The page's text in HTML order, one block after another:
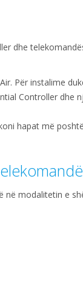
dhe
Për instalime
Controller dhe
hapat më
në modalitetin e